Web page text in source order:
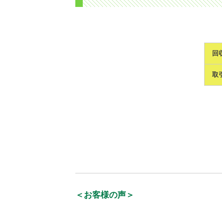
回
取
＜お客様の声＞